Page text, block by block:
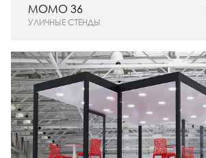
УЛИЧНЫЕ СТЕНДЫ
MOMO 36